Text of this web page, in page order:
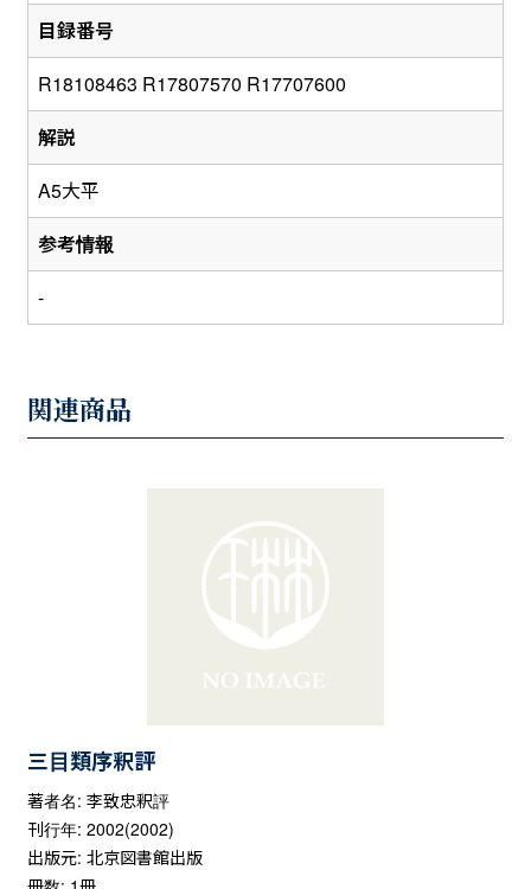
目録番号
R18108463 R17807570 R17707600
解説
A5大平
参考情報
-
関連商品
三目類序釈評
著者名: 李致忠釈評
刊行年: 2002(2002)
出版元: 北京図書館出版